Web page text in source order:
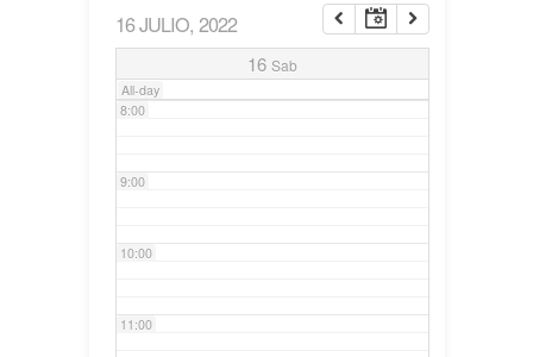
16 JULIO, 2022
16 Sab
All-day
7:00
8:00
9:00
10:00
11:00